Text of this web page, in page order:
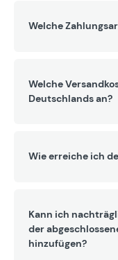
Welche
Welche
Deutschlands an?
Wie erreiche ich
Kann ich
der
hinzufügen?